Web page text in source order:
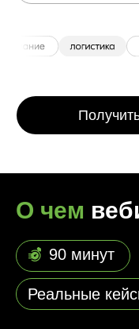
О чем
Реальные
90 минут